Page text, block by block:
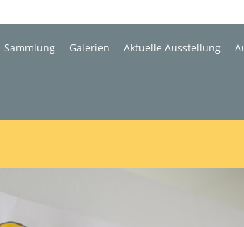
Sammlung Galerien Aktuelle Ausstellung